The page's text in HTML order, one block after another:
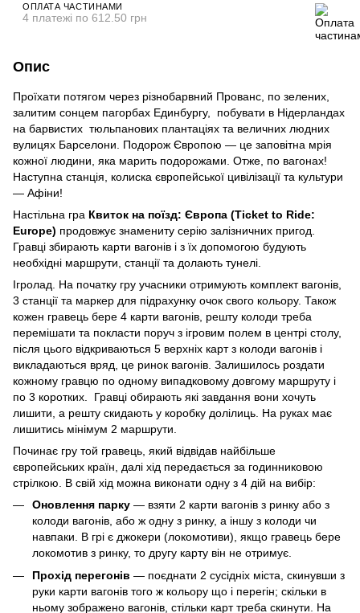
ОПЛАТА ЧАСТИНАМИ
4 платежі по 612.50 грн
Опис
Проїхати потягом через різнобарвний Прованс, по зелених,
залитим сонцем пагорбах Единбургу, побувати в Нідерландах
на барвистих тюльпанових плантаціях та величних людних
вулицях Барселони. Подорож Європою — це заповітна мрія
кожної людини, яка марить подорожами. Отже, по вагонах!
Наступна станція, колиска європейської цивілізації та культури
— Афіни!
Настільна гра Квиток на поїзд: Європа (Ticket to Ride:
Europe) продовжує знамениту серію залізничних пригод.
Гравці збирають карти вагонів і з їх допомогою будують
необхідні маршрути, станції та долають тунелі.
Ігролад. На початку гру учасники отримують комплект вагонів,
3 станції та маркер для підрахунку очок свого кольору. Також
кожен гравець бере 4 карти вагонів, решту колоди треба
перемішати та покласти поруч з ігровим полем в центрі столу,
після цього відкриваються 5 верхніх карт з колоди вагонів і
викладаються вряд, це ринок вагонів. Залишилось роздати
кожному гравцю по одному випадковому довгому маршруту і
по 3 коротких. Гравці обирають які завдання вони хочуть
лишити, а решту скидають у коробку долілиць. На руках має
лишитись мінімум 2 маршрути.
Починає гру той гравець, який відвідав найбільше
європейських країн, далі хід передається за годинниковою
стрілкою. В свій хід можна виконати одну з 4 дій на вибір:
Оновлення парку — взяти 2 карти вагонів з ринку або з
колоди вагонів, або ж одну з ринку, а іншу з колоди чи
навпаки. В грі є джокери (локомотиви), якщо гравець бере
локомотив з ринку, то другу карту він не отримує.
Прохід перегонів — поєднати 2 сусідніх міста, скинувши з
руки карти вагонів того ж кольору що і перегін; скільки в
ньому зображено вагонів, стільки карт треба скинути. На